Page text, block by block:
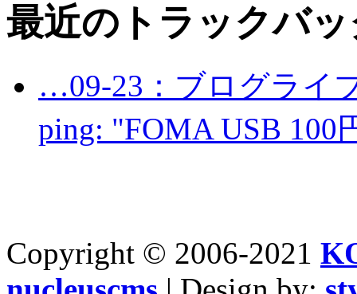
最近のトラックバ
…09-23：ブログライ
ping: "FOMA USB 100
Copyright © 2006-2021